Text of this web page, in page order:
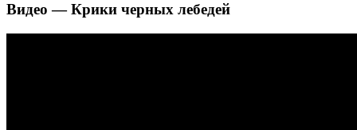
Видео — Крики черных лебедей